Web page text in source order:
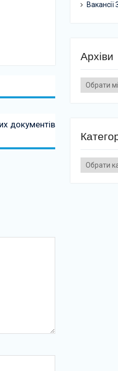
документів
Архіви
Архіви
Категорії